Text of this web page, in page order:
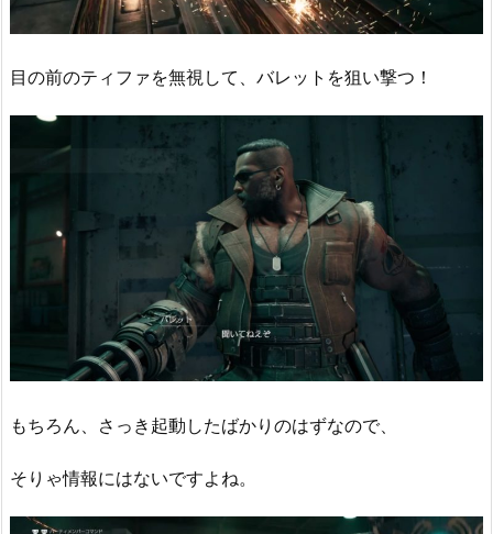
目の前のティファを無視して、バレットを狙い撃つ！
もちろん、さっき起動したばかりのはずなので、
そりゃ情報にはないですよね。